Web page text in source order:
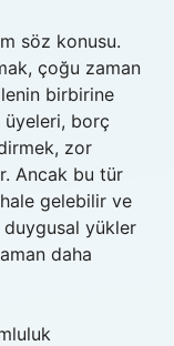
söz konusu.
çoğu zaman
birbirine
üyeleri, borç
zor
Ancak bu tür
gelebilir ve
yükler
daha